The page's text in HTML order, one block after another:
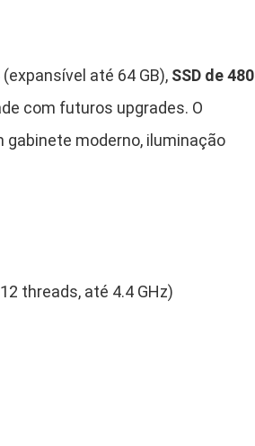
(expansível até 64 GB), SSD de 480
com futuros upgrades. O
moderno, iluminação
threads, até 4.4 GHz)